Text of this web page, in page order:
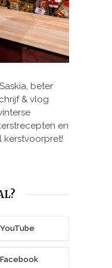
beter
& vlog
en
kerstvoorpret!
YouTube
Facebook